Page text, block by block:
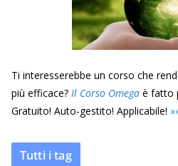
Ti interesserebbe un corso che
più efficace? Il Corso Omega è fatto
Gratuito! Auto-gestito! Applicabile! »
Tutti i tag